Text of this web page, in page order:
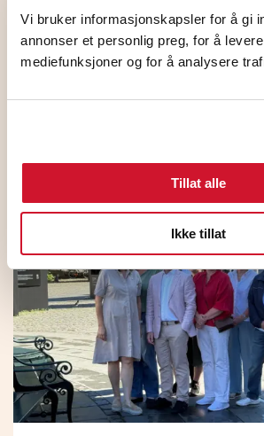
Vi bruker informasjonskapsler for å gi
annonser et personlig preg, for å
mediefunksjoner og for å analysere
Tillat alle
Ikke tillat
1. juli 2026